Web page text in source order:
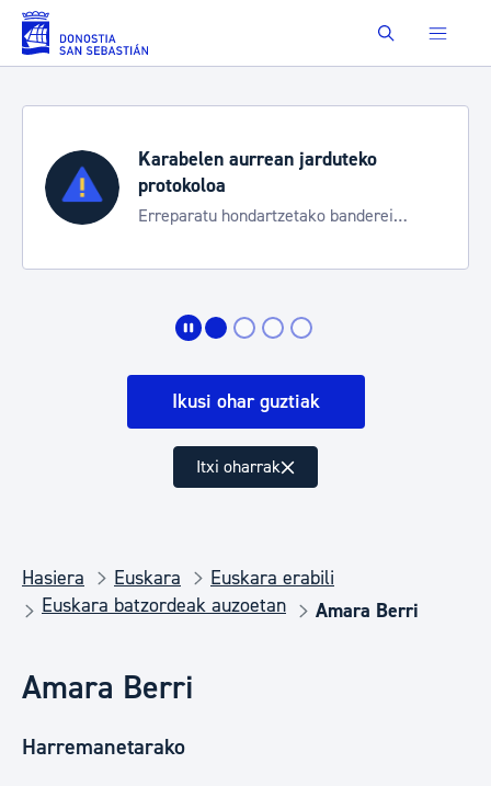
Eduki nagusira joan Buscar
Karabelen aurrean jarduteko
protokoloa
Erreparatu hondartzetako banderei
Ikusi ohar guztiak
Itxi oharrak
Hasiera Euskara
Euskara erabili
Euskara batzordeak auzoetan
Amara Berri
Amara Berri
Harremanetarako